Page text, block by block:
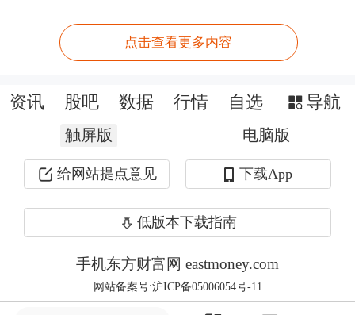
对原木贸易商而言，除传统的套保操作
角色——额外的销售渠道。
记者了解到，原木现货贸易中时常出
量库存，想以市场价出货却无人问津，
但若主动降价，又可能引发价格
战，“带崩”现货市场。对此，期货市场
点击查看更多内容
资讯 股吧 数据 行情 自选 导航
触屏版 电脑版
给网站提点意见 下载App
低版本下载指南
手机东方财富网 eastmoney.com
网站备案号:沪ICP备05006054号-11